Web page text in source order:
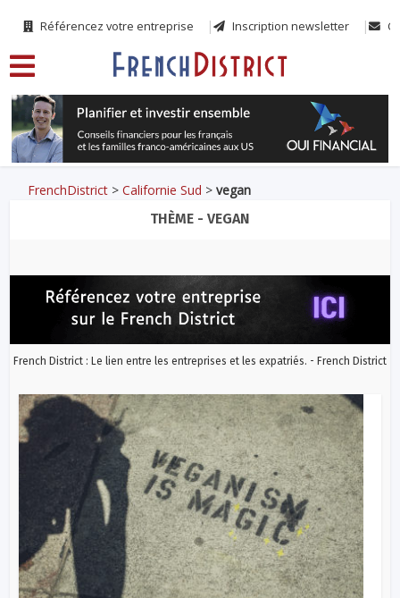
Référencez votre entreprise Inscription newsletter
FrenchDistrict >Californie Sud >vegan
THÈME - VEGAN
French District : Le lien entre les entreprises et les expatriés. - French District